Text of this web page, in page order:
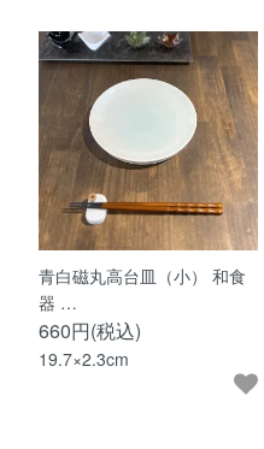
青白磁丸高台皿（小） 和食
器 …
660円(税込)
19.7×2.3cm